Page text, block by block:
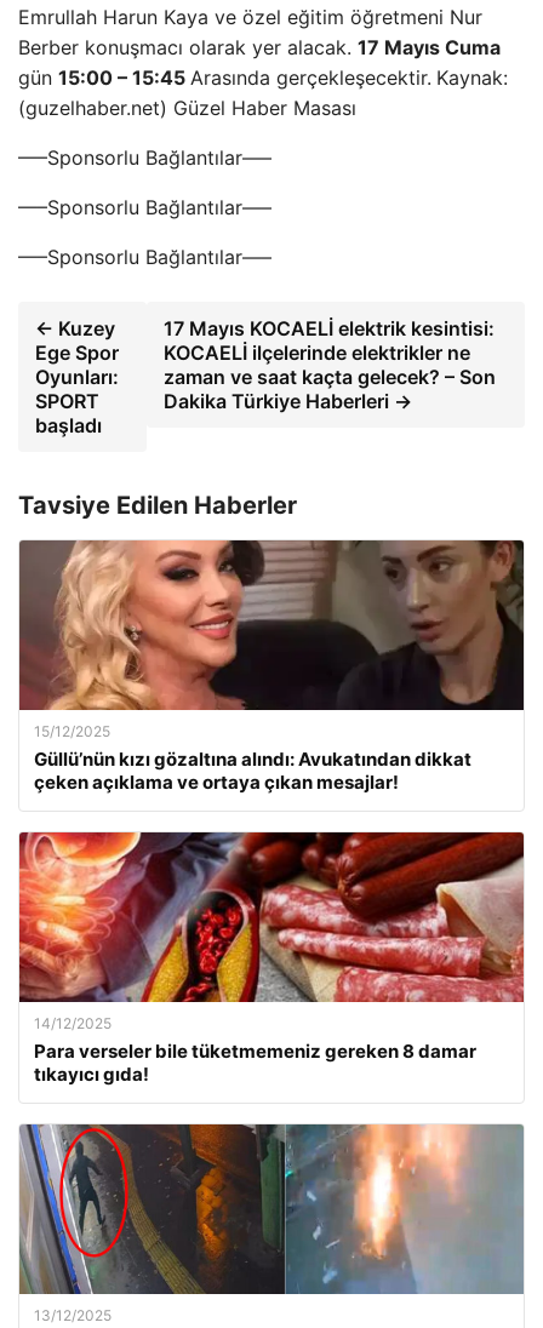
Emrullah Harun Kaya ve özel eğitim öğretmeni Nur
Berber konuşmacı olarak yer alacak. 17 Mayıs Cuma
gün 15:00 – 15:45 Arasında gerçekleşecektir. Kaynak:
(guzelhaber.net) Güzel Haber Masası
—–Sponsorlu Bağlantılar—–
—–Sponsorlu Bağlantılar—–
—–Sponsorlu Bağlantılar—–
← Kuzey
Ege Spor
Oyunları:
SPORT
başladı
17 Mayıs KOCAELİ elektrik kesintisi:
KOCAELİ ilçelerinde elektrikler ne
zaman ve saat kaçta gelecek? – Son
Dakika Türkiye Haberleri →
Tavsiye Edilen Haberler
15/12/2025
Güllü’nün kızı gözaltına alındı: Avukatından dikkat
çeken açıklama ve ortaya çıkan mesajlar!
14/12/2025
Para verseler bile tüketmemeniz gereken 8 damar
tıkayıcı gıda!
13/12/2025